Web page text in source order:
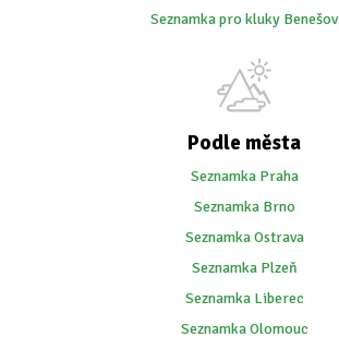
Seznamka pro kluky Benešov
Podle města
Seznamka Praha
Seznamka Brno
Seznamka Ostrava
Seznamka Plzeň
Seznamka Liberec
Seznamka Olomouc